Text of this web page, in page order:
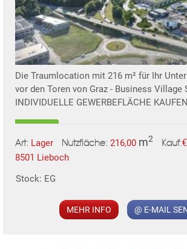
Die Traumlocation mit 216 m² für Ihr
vor den Toren von Graz - Business Village
INDIVIDUELLE GEWERBEFLÄCHE
Art: Lager Nutzfläche: 216,00 m2 Kauf:€
8501 Lieboch
Stock: EG
MEHR INFO @ E-MAIL